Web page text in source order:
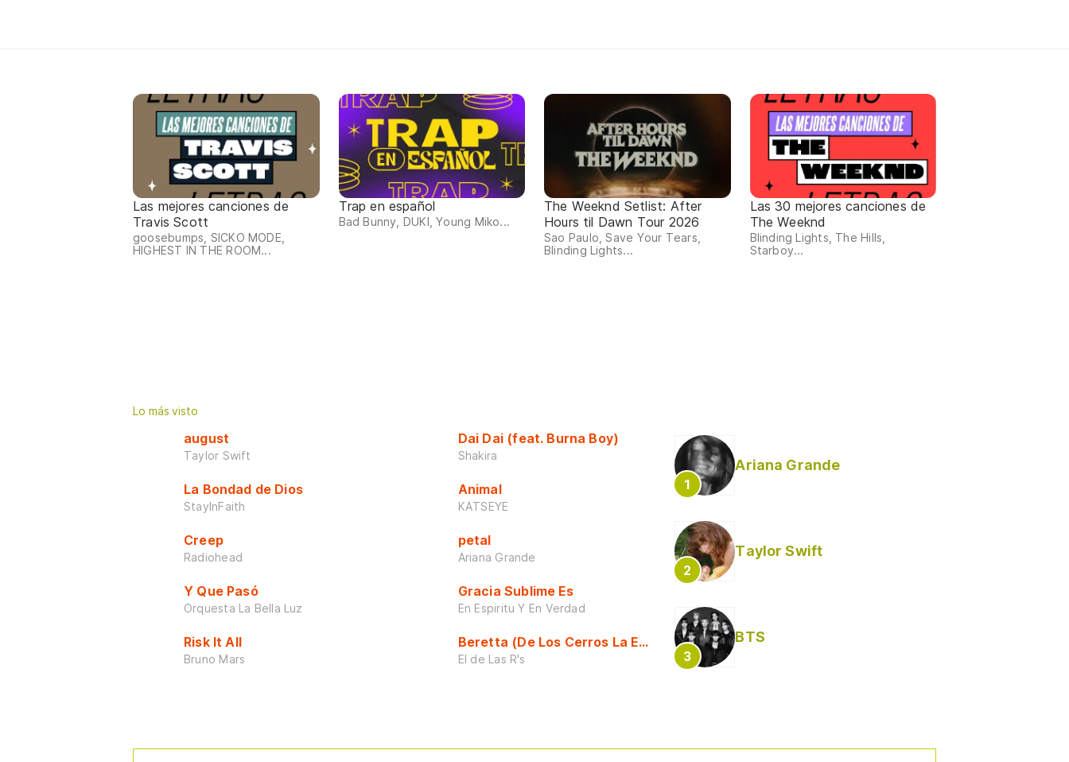
Las mejores canciones de
Travis Scott
goosebumps, SICKO MODE,
HIGHEST IN THE ROOM...
Trap en español
Bad Bunny, DUKI, Young Miko...
The Weeknd Setlist: After
Hours til Dawn Tour 2026
Sao Paulo, Save Your Tears,
Blinding Lights...
Las 30 mejores canciones de
The Weeknd
Blinding Lights, The Hills,
Starboy...
Lo más visto
august
Taylor Swift
La Bondad de Dios
StayInFaith
Creep
Radiohead
Y Que Pasó
Orquesta La Bella Luz
Risk It All
Bruno Mars
Dai Dai (feat. Burna Boy)
Shakira
Animal
KATSEYE
petal
Ariana Grande
Gracia Sublime Es
En Espiritu Y En Verdad
Beretta (De Los Cerros La Escuela)
El de Las R's
Ariana Grande
Taylor Swift
BTS